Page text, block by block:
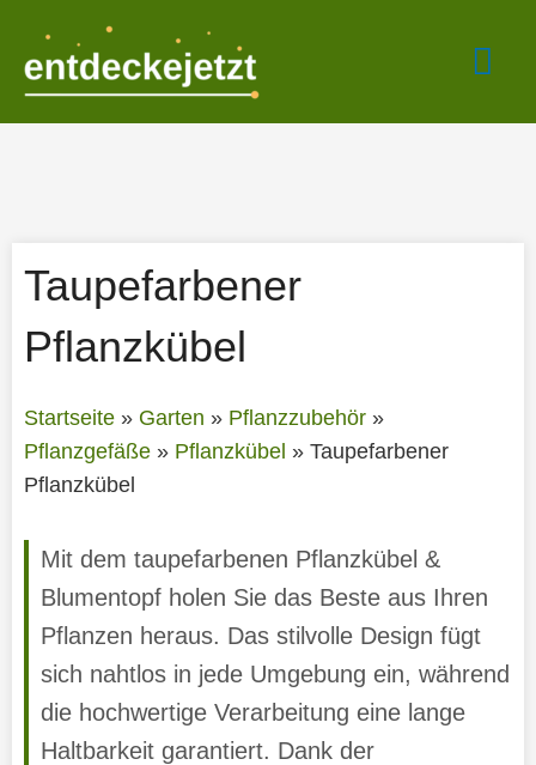
springen
Taupefarbener
Pflanzkübel
Startseite» Garten » Pflanzzubehör»
Pflanzgefäße» Pflanzkübel » Taupefarbener
Pflanzkübel
Mit dem taupefarbenen Pflanzkübel &
Blumentopf holen Sie das Beste aus Ihren
Pflanzen heraus. Das stilvolle Design fügt
sich nahtlos in jede Umgebung ein, während
die hochwertige Verarbeitung eine lange
Haltbarkeit garantiert. Dank der